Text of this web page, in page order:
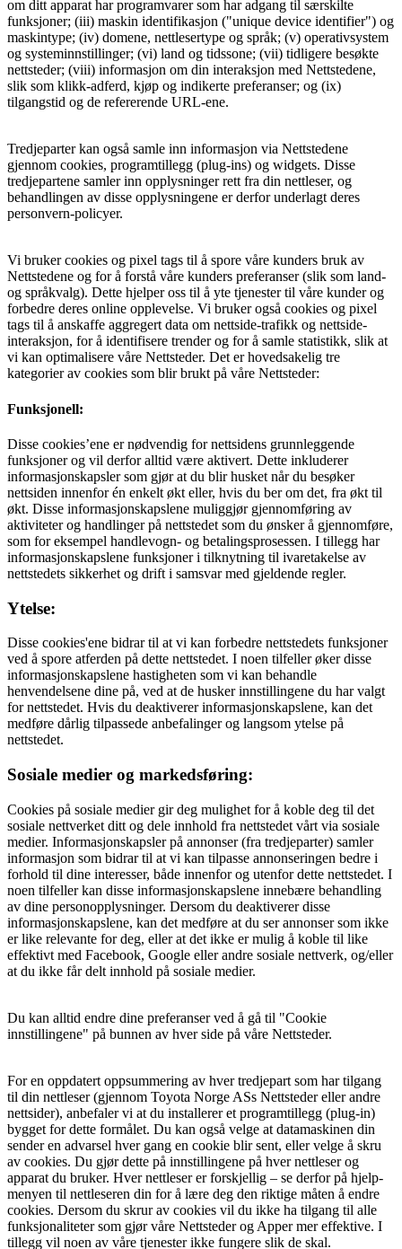
om ditt apparat har programvarer som har adgang til særskilte
funksjoner; (iii) maskin identifikasjon ("unique device identifier") og
maskintype; (iv) domene, nettlesertype og språk; (v) operativsystem
og systeminnstillinger; (vi) land og tidssone; (vii) tidligere besøkte
nettsteder; (viii) informasjon om din interaksjon med Nettstedene,
slik som klikk-adferd, kjøp og indikerte preferanser; og (ix)
tilgangstid og de refererende URL-ene.
Tredjeparter kan også samle inn informasjon via Nettstedene
gjennom cookies, programtillegg (plug-ins) og widgets. Disse
tredjepartene samler inn opplysninger rett fra din nettleser, og
behandlingen av disse opplysningene er derfor underlagt deres
personvern-policyer.
Vi bruker cookies og pixel tags til å spore våre kunders bruk av
Nettstedene og for å forstå våre kunders preferanser (slik som land-
og språkvalg). Dette hjelper oss til å yte tjenester til våre kunder og
forbedre deres online opplevelse. Vi bruker også cookies og pixel
tags til å anskaffe aggregert data om nettside-trafikk og nettside-
interaksjon, for å identifisere trender og for å samle statistikk, slik at
vi kan optimalisere våre Nettsteder. Det er hovedsakelig tre
kategorier av cookies som blir brukt på våre Nettsteder:
Funksjonell:
Disse cookies’ene er nødvendig for nettsidens grunnleggende
funksjoner og vil derfor alltid være aktivert. Dette inkluderer
informasjonskapsler som gjør at du blir husket når du besøker
nettsiden innenfor én enkelt økt eller, hvis du ber om det, fra økt til
økt. Disse informasjonskapslene muliggjør gjennomføring av
aktiviteter og handlinger på nettstedet som du ønsker å gjennomføre,
som for eksempel handlevogn- og betalingsprosessen. I tillegg har
informasjonskapslene funksjoner i tilknytning til ivaretakelse av
nettstedets sikkerhet og drift i samsvar med gjeldende regler.
Ytelse:
Disse cookies'ene bidrar til at vi kan forbedre nettstedets funksjoner
ved å spore atferden på dette nettstedet. I noen tilfeller øker disse
informasjonskapslene hastigheten som vi kan behandle
henvendelsene dine på, ved at de husker innstillingene du har valgt
for nettstedet. Hvis du deaktiverer informasjonskapslene, kan det
medføre dårlig tilpassede anbefalinger og langsom ytelse på
nettstedet.
Sosiale medier og markedsføring:
Cookies på sosiale medier gir deg mulighet for å koble deg til det
sosiale nettverket ditt og dele innhold fra nettstedet vårt via sosiale
medier. Informasjonskapsler på annonser (fra tredjeparter) samler
informasjon som bidrar til at vi kan tilpasse annonseringen bedre i
forhold til dine interesser, både innenfor og utenfor dette nettstedet. I
noen tilfeller kan disse informasjonskapslene innebære behandling
av dine personopplysninger. Dersom du deaktiverer disse
informasjonskapslene, kan det medføre at du ser annonser som ikke
er like relevante for deg, eller at det ikke er mulig å koble til like
effektivt med Facebook, Google eller andre sosiale nettverk, og/eller
at du ikke får delt innhold på sosiale medier.
Du kan alltid endre dine preferanser ved å gå til "Cookie
innstillingene" på bunnen av hver side på våre Nettsteder.
For en oppdatert oppsummering av hver tredjepart som har tilgang
til din nettleser (gjennom Toyota Norge ASs Nettsteder eller andre
nettsider), anbefaler vi at du installerer et programtillegg (plug-in)
bygget for dette formålet. Du kan også velge at datamaskinen din
sender en advarsel hver gang en cookie blir sent, eller velge å skru
av cookies. Du gjør dette på innstillingene på hver nettleser og
apparat du bruker. Hver nettleser er forskjellig – se derfor på hjelp-
menyen til nettleseren din for å lære deg den riktige måten å endre
cookies. Dersom du skrur av cookies vil du ikke ha tilgang til alle
funksjonaliteter som gjør våre Nettsteder og Apper mer effektive. I
tillegg vil noen av våre tjenester ikke fungere slik de skal.